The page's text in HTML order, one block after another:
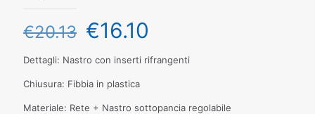
€20.13 €16.10
Dettagli: Nastro con inserti rifrangenti
Chiusura: Fibbia in plastica
Materiale: Rete + Nastro sottopancia regolabile